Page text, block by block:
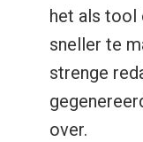
het als tool
sneller te
strenge
over.